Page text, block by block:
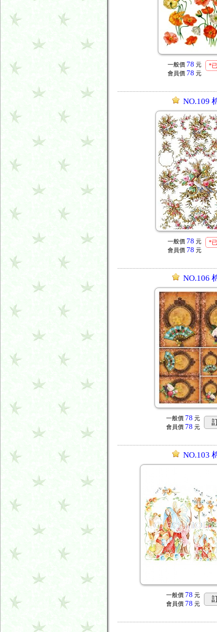
一般價 78 元
會員價 78 元
*
NO.109
一般價 78 元
會員價 78 元
*
NO.106
一般價 78 元
會員價 78 元
NO.103
一般價 78 元
會員價 78 元